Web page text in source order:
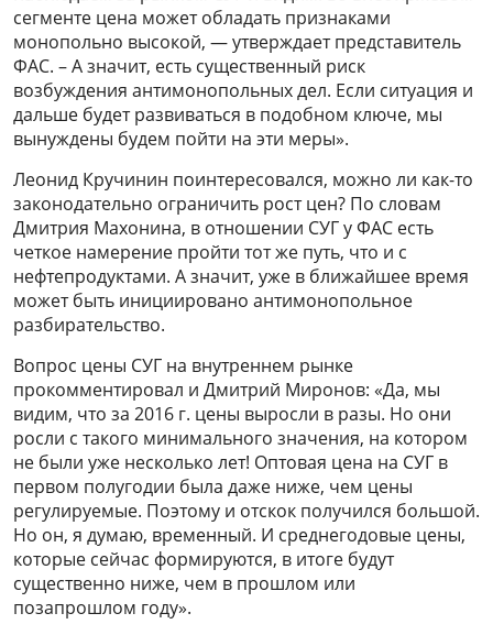
сегменте цена может обладать признаками
монопольно высокой, — утверждает представитель
ФАС. – А значит, есть существенный риск
возбуждения антимонопольных дел. Если ситуация и
дальше будет развиваться в подобном ключе, мы
вынуждены будем пойти на эти меры».
Леонид Кручинин поинтересовался, можно ли как-то
законодательно ограничить рост цен? По словам
Дмитрия Махонина, в отношении СУГ у ФАС есть
четкое намерение пройти тот же путь, что и с
нефтепродуктами. А значит, уже в ближайшее время
может быть инициировано антимонопольное
разбирательство.
Вопрос цены СУГ на внутреннем рынке
прокомментировал и Дмитрий Миронов: «Да, мы
видим, что за 2016 г. цены выросли в разы. Но они
росли с такого минимального значения, на котором
не были уже несколько лет! Оптовая цена на СУГ в
первом полугодии была даже ниже, чем цены
регулируемые. Поэтому и отскок получился большой.
Но он, я думаю, временный. И среднегодовые цены,
которые сейчас формируются, в итоге будут
существенно ниже, чем в прошлом или
позапрошлом году».